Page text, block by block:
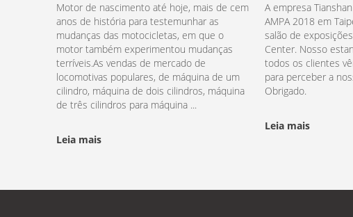
Motor de nascimento até hoje, mais de cem
anos de história para testemunhar as
mudanças das motocicletas, em que o
motor também experimentou mudanças
terríveis.As vendas de mercado de
locomotivas populares, de máquina de um
cilindro, máquina de dois cilindros, máquina
de três cilindros para máquina ...
Leia mais
A empresa
AMPA 2018 em
salão de
Center. Nosso
todos os clientes
para perceber a
Obrigado.
Leia mais